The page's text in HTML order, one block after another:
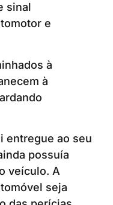
sinal
e
à
à
entregue ao seu
possuía
veículo. A
seja